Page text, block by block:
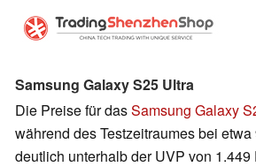
Samsung Galaxy S25 Ultra
Die Preise für dasSamsung Galaxy
während des Testzeitraumes bei
deutlich unterhalb der UVP von 1.449